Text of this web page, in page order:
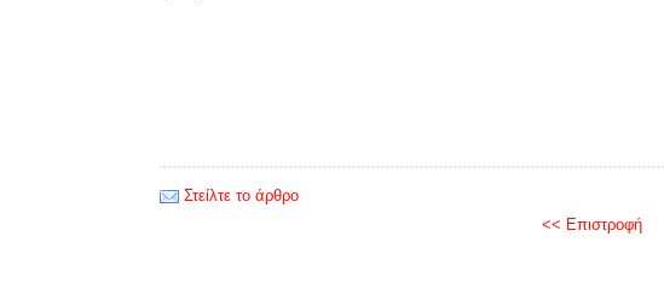
Στείλτε το άρθρο
<< Επιστροφή